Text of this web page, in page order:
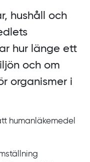
hushåll och
hur länge ett
och om
organismer i
humanläkemedel